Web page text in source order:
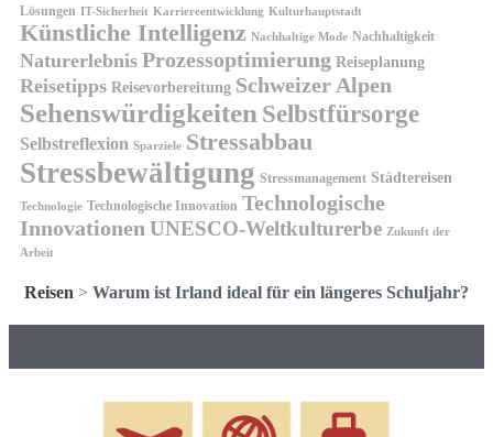
Lösungen IT-Sicherheit Karriereentwicklung Kulturhauptstadt
Künstliche Intelligenz Nachhaltige Mode Nachhaltigkeit
Naturerlebnis Prozessoptimierung Reiseplanung
Reisetipps Reisevorbereitung Schweizer Alpen
Sehenswürdigkeiten Selbstfürsorge
Selbstreflexion Sparziele Stressabbau
Stressbewältigung Stressmanagement Städtereisen
Technologie Technologische Innovation Technologische
Innovationen UNESCO-Weltkulturerbe Zukunft der
Arbeit
Reisen > Warum ist Irland ideal für ein längeres Schuljahr?